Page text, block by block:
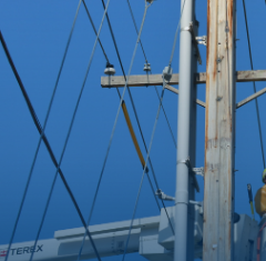
通过给运维人员和工单数据进
数据进行统计从而达成人员和
Personnel Operation &